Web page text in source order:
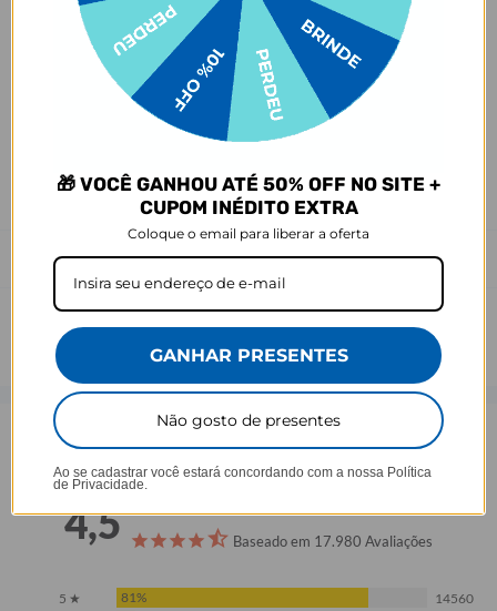
Ei, atenção aí!
Antes de garantir seu acessório, dá uma conferida no modelo do
seu celular! Os modelos 5G geralmente têm telas maiores que as
outras versões, então certifique-se de que o seu escolhido vai
encaixar direitinho. Fique de olho e escolha certinho para tudo
combinar com seu smartphone! 😎📱
*Imagens meramente ilustrativas, o produto final pode sofrer uma
leve variação de cor/tonalidade.
Prazo de Postagem
Opinião dos consumidores
4,5 Baseado em 17.980 Avaliações
5 ★ 81%
14560
🎁 VOCÊ GANHOU ATÉ 50% OFF NO SITE +
CUPOM INÉDITO EXTRA
Coloque o email para liberar a oferta
GANHAR PRESENTES
Não gosto de presentes
Ao se cadastrar você estará concordando com a nossa Política
de Privacidade.